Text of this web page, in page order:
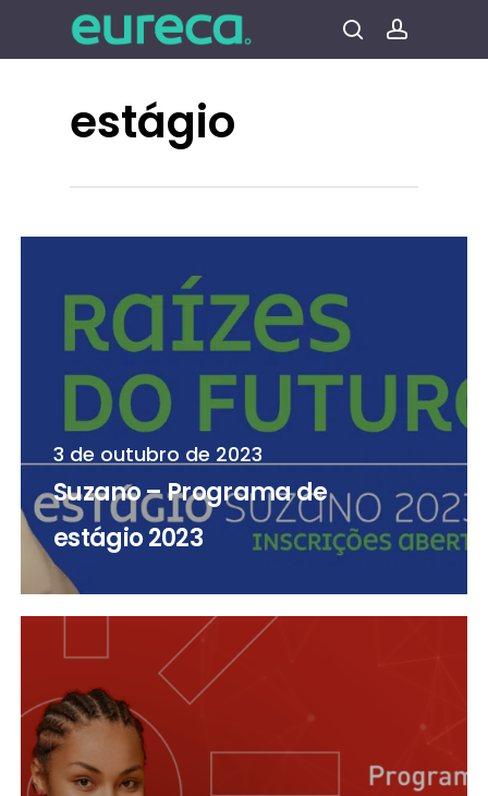
conteúdo
principal
procuraconta
estágio
3 de outubro de 2023
Suzano – Programa de
estágio 2023